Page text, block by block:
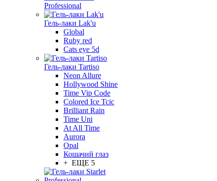
Professional
Гель-лаки Lak'u
Global
Ruby red
Cats eye 5d
Гель-лаки Tartiso
Neon Allure
Hollywood Shine
Time Vip Code
Colored Ice Tcic
Brilliant Rain
Time Uni
At All Time
Aurora
Opal
Кошачий глаз
+ ЕЩЕ 5